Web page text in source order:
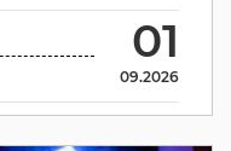
01
09.2026